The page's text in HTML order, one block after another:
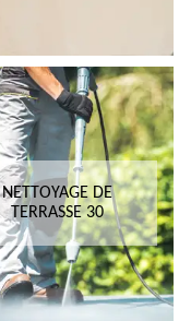
NETTOYAGE DE
TERRASSE 30